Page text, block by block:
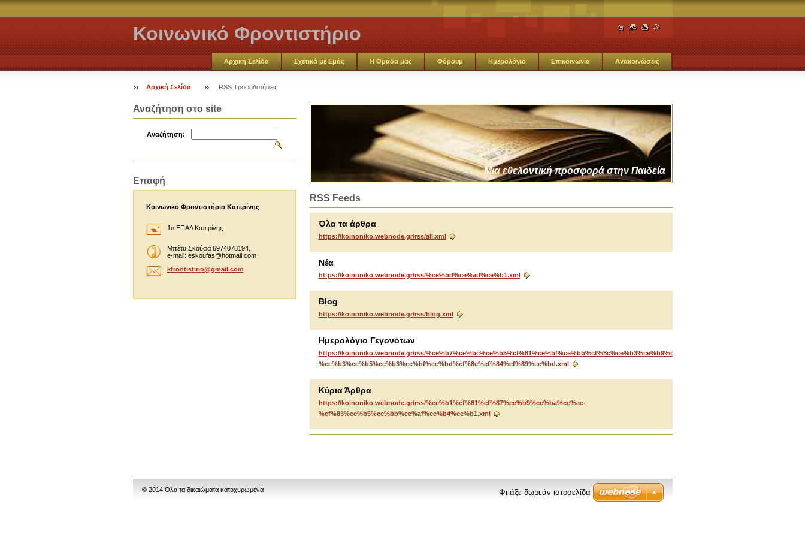
Κοινωνικό Φροντιστήριο
ΚατερίνηςΑρχική Σελίδα Σχετικά με Eμάς Η Ομάδα μας Φόρουμ Ημερολόγιο Επικοινωνία Ανακοινώσεις
Αρχική Σελίδα RSS Τροφοδοτήσεις
Μια εθελοντική προσφορά στην Παιδεία
RSS Feeds
Όλα τα άρθρα
https://koinoniko.webnode.gr/rss/all.xml
Νέα
https://koinoniko.webnode.gr/rss/%ce%bd%ce%ad%ce%b1.xml
Blog
https://koinoniko.webnode.gr/rss/blog.xml
Ημερολόγιο Γεγονότων
https://koinoniko.webnode.gr/rss/%ce%b7%ce%bc%ce%b5%cf%81%ce%bf%ce%bb%cf%8c%ce%b3%ce%b9%ce%bf-
%ce%b3%ce%b5%ce%b3%ce%bf%ce%bd%cf%8c%cf%84%cf%89%ce%bd.xml
Κύρια Άρθρα
https://koinoniko.webnode.gr/rss/%ce%b1%cf%81%cf%87%ce%b9%ce%ba%ce%ae-
%cf%83%ce%b5%ce%bb%ce%af%ce%b4%ce%b1.xml
Αναζήτηση στο site
Αναζήτηση:
Επαφή
Κοινωνικό Φροντιστήριο Κατερίνης
1ο ΕΠΑΛ Κατερίνης
Μπέτυ Σκούφα 6974078194,
e-mail: eskoufas@hotmail.com
kfrontistirio@gmail.com
© 2014 Όλα τα δικαιώματα κατοχυρωμένα Φτιάξε δωρεάν ιστοσελίδα